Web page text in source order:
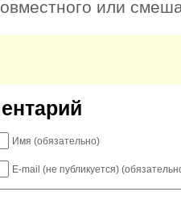
или
Имя (обязательно)
E-mail (не публикуется)